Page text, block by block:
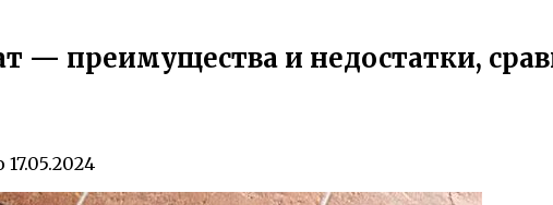
— преимущества и недостатки,
17.05.2024